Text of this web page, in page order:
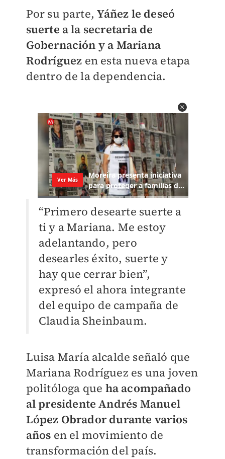
Por su parte,Yáñez le deseó
suerte a la secretaria de
Gobernación y a Mariana
Rodríguez en esta nueva etapa
dentro de la dependencia.
“Primero desearte suerte a
ti y a Mariana. Me estoy
adelantando, pero
desearles éxito, suerte y
hay que cerrar bien”,
expresó el ahora integrante
del equipo de campaña de
Claudia Sheinbaum.
Luisa María alcalde señaló que
Mariana Rodríguez es una joven
politóloga que ha acompañado
al presidente Andrés Manuel
López Obrador durante varios
años en el movimiento de
transformación del país.